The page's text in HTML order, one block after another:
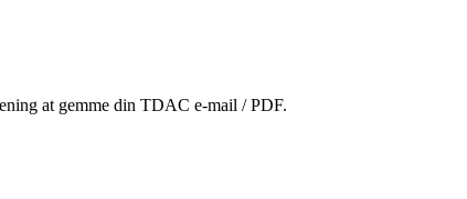
at gemme din TDAC e-mail / PDF.